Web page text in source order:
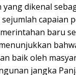
dikenal
capaian
baru
baik oleh
jangka